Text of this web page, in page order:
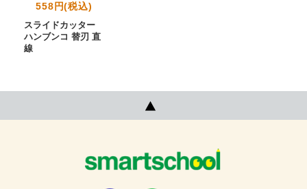
558円(税込)
スライドカッター
ハンブンコ 替刃 直
線